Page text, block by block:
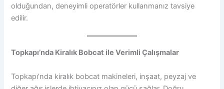
olduğundan, deneyimli operatörler kullanmanız tavsiye
edilir.
Topkapı’nda Kiralık Bobcat ile Verimli Çalışmalar
Topkapı’nda kiralık bobcat makineleri, inşaat, peyzaj ve